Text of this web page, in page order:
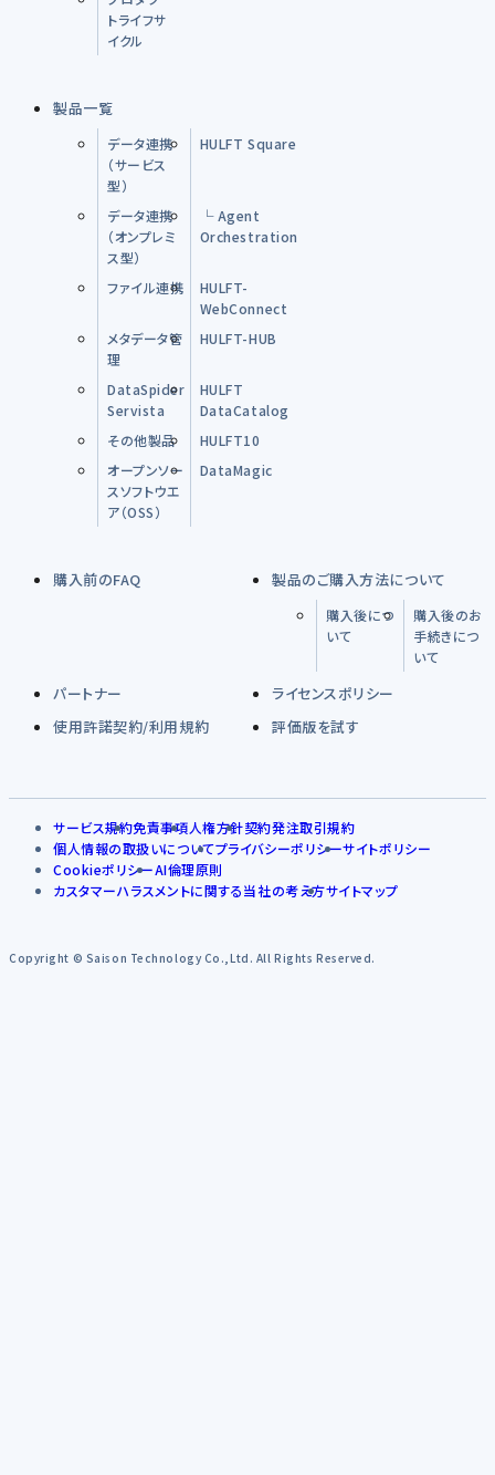
トライフサ
イクル
製品一覧
データ連携
（サービス
型）
HULFT Square
データ連携
（オンプレミ
ス型）
└ Agent
Orchestration
ファイル連携
HULFT-
WebConnect
メタデータ管
理
HULFT-HUB
DataSpider
Servista
HULFT
DataCatalog
その他製品
HULFT10
オープンソー
スソフトウエ
ア（OSS）
DataMagic
購入前のFAQ 製品のご購入方法について
購入後につ
いて
購入後のお
手続きにつ
いて
パートナー
ライセンスポリシー
使用許諾契約/利用規約
評価版を試す
サービス規約免責事項人権方針契約発注取引規約
個人情報の取扱いについてプライバシーポリシーサイトポリシー
CookieポリシーAI倫理原則
カスタマーハラスメントに関する当社の考え方サイトマップ
Copyright © Saison Technology Co.,Ltd. All Rights Reserved.